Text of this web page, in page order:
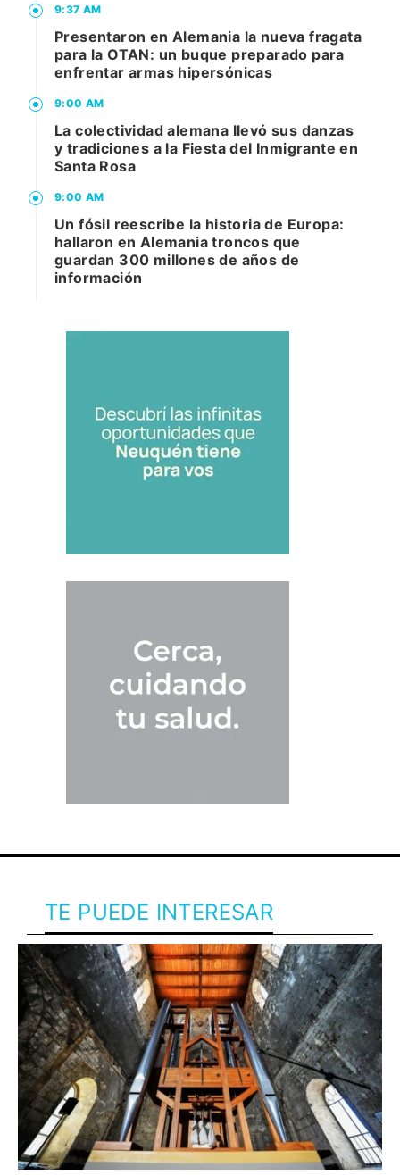
9:37 AM
Presentaron en Alemania la nueva fragata
para la OTAN: un buque preparado para
enfrentar armas hipersónicas
9:00 AM
La colectividad alemana llevó sus danzas
y tradiciones a la Fiesta del Inmigrante en
Santa Rosa
9:00 AM
Un fósil reescribe la historia de Europa:
hallaron en Alemania troncos que
guardan 300 millones de años de
información
TE PUEDE INTERESAR